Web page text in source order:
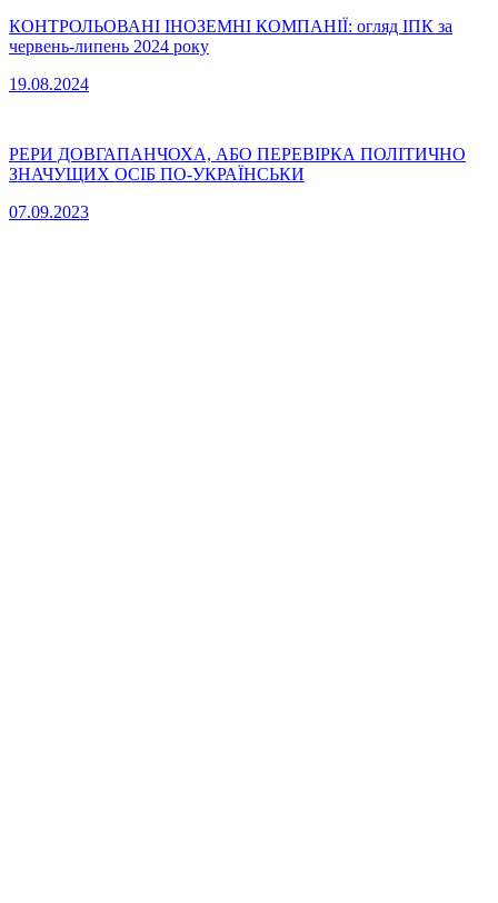
КОНТРОЛЬОВАНІ ІНОЗЕМНІ КОМПАНІЇ: огляд ІПК за
червень-липень 2024 року
19.08.2024
PEPИ ДОВГАПАНЧОХА, АБО ПЕРЕВІРКА ПОЛІТИЧНО
ЗНАЧУЩИХ ОСІБ ПО-УКРАЇНСЬКИ
07.09.2023